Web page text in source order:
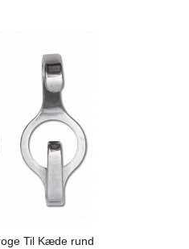
Til Kæde rund